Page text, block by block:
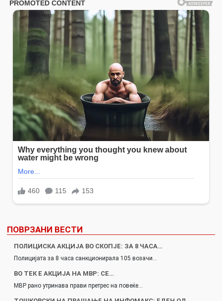
ПОВРЗАНИ ВЕСТИ
ПОЛИЦИСКА АКЦИЈА ВО СКОПЈЕ: ЗА 8 ЧАСА…
Полицијата за 8 часа санкционирала 105 возачи…
ВО ТЕК Е АКЦИЈА НА МВР: СЕ…
МВР рано утринава прави претрес на повеќе…